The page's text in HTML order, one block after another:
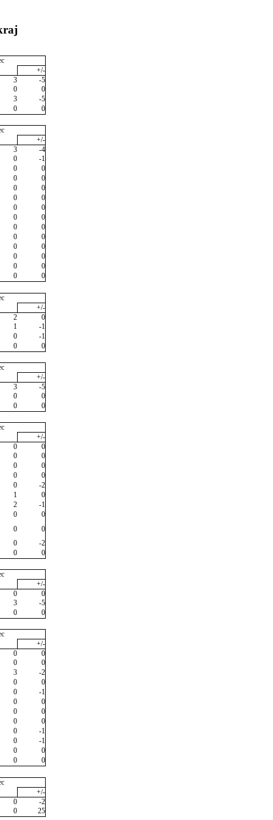
+/-
3
-5
0
0
3
-5
0
0
+/-
3
-4
0
-1
0
0
0
0
0
0
0
0
0
0
0
0
0
0
0
0
0
0
0
0
0
0
0
0
+/-
2
0
1
-1
0
-1
0
0
+/-
3
-5
0
0
0
0
+/-
0
0
0
0
0
0
0
0
0
-2
1
0
2
-1
0
0
0
0
0
-2
0
0
+/-
0
0
3
-5
0
0
+/-
0
0
0
0
3
-2
0
0
0
-1
0
0
0
0
0
0
0
-1
0
-1
0
0
0
0
+/-
0
-2
0
25